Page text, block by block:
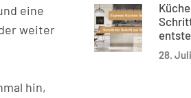
eine
weiter
hin,
28.